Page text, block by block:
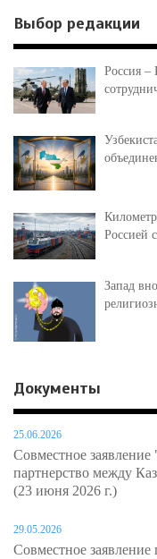
Выбор редакции
Россия –
Россией
Запад
Документы
25.06.2026
Совместное заявление
партнерство между
(23 июня 2026 г.)
29.05.2026
Совместное